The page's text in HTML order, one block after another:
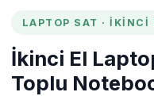
LAPTOP SAT · İKINCI
İkinci El
Toplu